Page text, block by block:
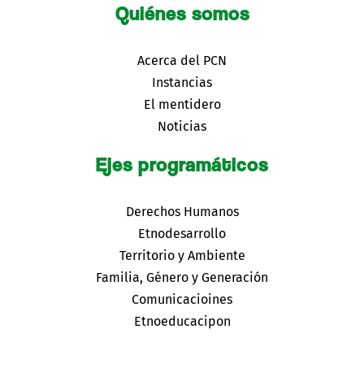
Quiénes somos
Acerca del PCN
Instancias
El mentidero
Noticias
Ejes programáticos
Derechos Humanos
Etnodesarrollo
Territorio y Ambiente
Familia, Género y Generación
Comunicacioines
Etnoeducacipon